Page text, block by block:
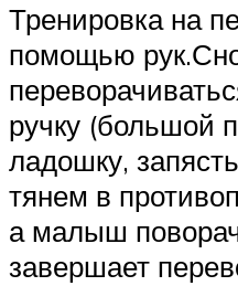
Тренировка на
помощью
ручку (большой
ладошку,
тянем в
а малыш
завершает